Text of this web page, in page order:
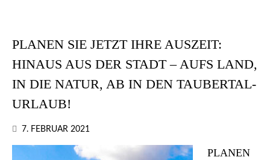
PLANEN SIE JETZT IHRE AUSZEIT:
HINAUS AUS DER STADT – AUFS LAND,
IN DIE NATUR, AB IN DEN TAUBERTAL-
URLAUB!
7. FEBRUAR 2021
PLANEN